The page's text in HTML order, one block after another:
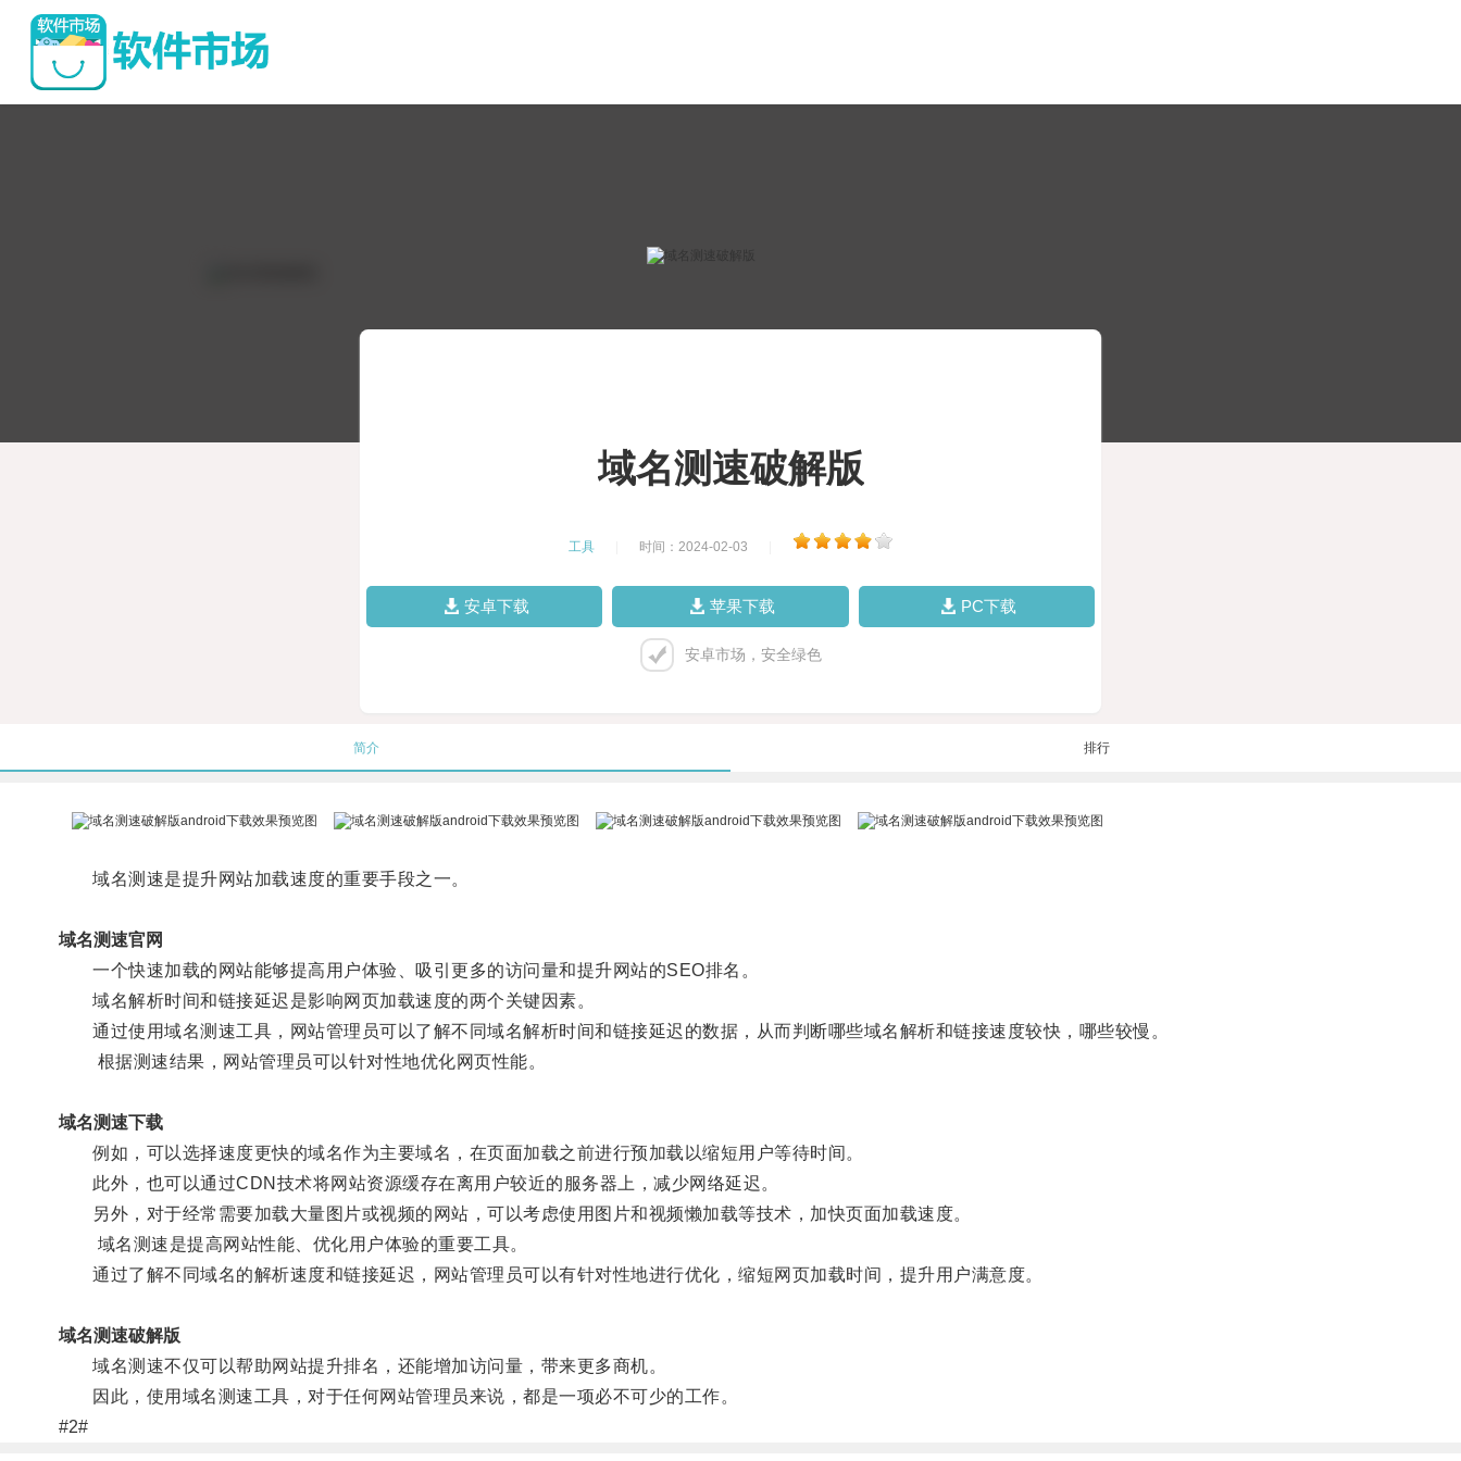
域名测速破解版
工具 时间：2024-02-03
安卓下载 苹果下载 PC下载
安卓市场，安全绿色
简介 排行
域名测速是提升网站加载速度的重要手段之一。
域名测速官网
一个快速加载的网站能够提高用户体验、吸引更多的访问量和提升网站的SEO排名。
域名解析时间和链接延迟是影响网页加载速度的两个关键因素。
通过使用域名测速工具，网站管理员可以了解不同域名解析时间和链接延迟的数据，从而判断哪些域名解析和链接速度较快，哪些较慢。
根据测速结果，网站管理员可以针对性地优化网页性能。
域名测速下载
例如，可以选择速度更快的域名作为主要域名，在页面加载之前进行预加载以缩短用户等待时间。
此外，也可以通过CDN技术将网站资源缓存在离用户较近的服务器上，减少网络延迟。
另外，对于经常需要加载大量图片或视频的网站，可以考虑使用图片和视频懒加载等技术，加快页面加载速度。
域名测速是提高网站性能、优化用户体验的重要工具。
通过了解不同域名的解析速度和链接延迟，网站管理员可以有针对性地进行优化，缩短网页加载时间，提升用户满意度。
域名测速破解版
域名测速不仅可以帮助网站提升排名，还能增加访问量，带来更多商机。
因此，使用域名测速工具，对于任何网站管理员来说，都是一项必不可少的工作。
#2#